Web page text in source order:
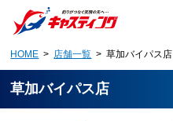
HOME > 店舗一覧 > 草加バイパス店
草加バイパス店